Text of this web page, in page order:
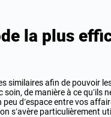
la plus
similaires afin de pouvoir
soin, de manière à ce qu’ils
d’espace entre vos
s’avère particulièrement